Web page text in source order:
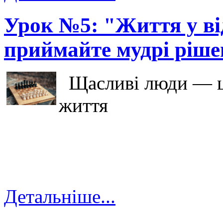
Урок №5: "Життя у
приймайте мудрі
Щасливі люди —
життя
Детальніше...